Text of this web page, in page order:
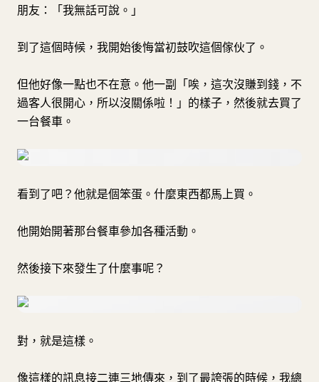
朋友：「我無話可說。」
到了這個時候，我開始後悔當初鼓吹這個傢伙了。
但他好像一點也不在意。他一副「唉，這次沒賺到錢，不
過客人很開心，所以沒關係啦！」的樣子，然後就去買了
一台餐車。
看到了吧？他就是個笨蛋。什麼東西都馬上買。
他開始開著那台餐車參加各種活動。
然後接下來發生了什麼事呢？
對，就是這樣。
像這樣的訊息接二連三地傳來，到了最誇張的時候，我總